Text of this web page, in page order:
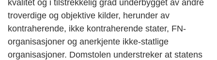
kvalitet og i tilstrekkelig grad underbygget av andre
troverdige og objektive kilder, herunder av
kontraherende, ikke kontraherende stater, FN-
organisasjoner og anerkjente ikke-statlige
organisasjoner. Domstolen understreker at statens